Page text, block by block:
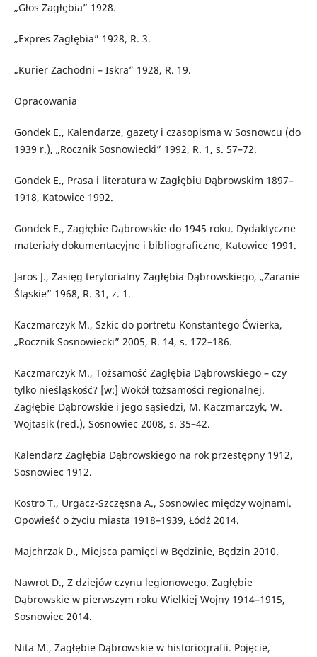
„Głos Zagłębia” 1928.
„Expres Zagłębia” 1928, R. 3.
„Kurier Zachodni – Iskra” 1928, R. 19.
Opracowania
Gondek E., Kalendarze, gazety i czasopisma w Sosnowcu (do
1939 r.), „Rocznik Sosnowiecki” 1992, R. 1, s. 57–72.
Gondek E., Prasa i literatura w Zagłębiu Dąbrowskim 1897–
1918, Katowice 1992.
Gondek E., Zagłębie Dąbrowskie do 1945 roku. Dydaktyczne
materiały dokumentacyjne i bibliograficzne, Katowice 1991.
Jaros J., Zasięg terytorialny Zagłębia Dąbrowskiego, „Zaranie
Śląskie” 1968, R. 31, z. 1.
Kaczmarczyk M., Szkic do portretu Konstantego Ćwierka,
„Rocznik Sosnowiecki” 2005, R. 14, s. 172–186.
Kaczmarczyk M., Tożsamość Zagłębia Dąbrowskiego – czy
tylko nieśląskość? [w:] Wokół tożsamości regionalnej.
Zagłębie Dąbrowskie i jego sąsiedzi, M. Kaczmarczyk, W.
Wojtasik (red.), Sosnowiec 2008, s. 35–42.
Kalendarz Zagłębia Dąbrowskiego na rok przestępny 1912,
Sosnowiec 1912.
Kostro T., Urgacz-Szczęsna A., Sosnowiec między wojnami.
Opowieść o życiu miasta 1918–1939, Łódź 2014.
Majchrzak D., Miejsca pamięci w Będzinie, Będzin 2010.
Nawrot D., Z dziejów czynu legionowego. Zagłębie
Dąbrowskie w pierwszym roku Wielkiej Wojny 1914–1915,
Sosnowiec 2014.
Nita M., Zagłębie Dąbrowskie w historiografii. Pojęcie,